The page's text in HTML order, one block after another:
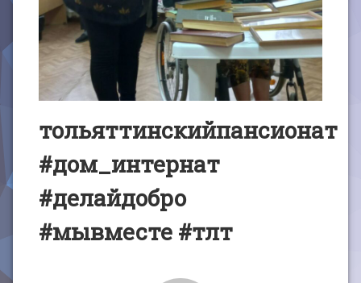
тольяттинскийпансионат
#дом_интернат
#делайдобро
#мывместе #тлт